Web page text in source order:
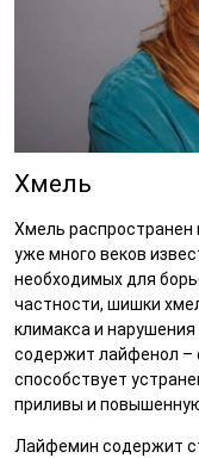
Хмель
Хмель распространен
уже много веков
необходимых для
частности, шишки
климакса и
содержит лайфенол –
способствует
приливы и
Лайфемин содержит